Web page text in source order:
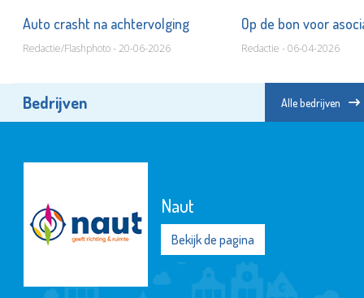
Auto crasht na achtervolging
Redactie/Flashphoto - 20-06-2026
Op de bon voor
Redactie - 06-04-2026
Bedrijven Alle bedrijven
Naut
Bekijk de pagina